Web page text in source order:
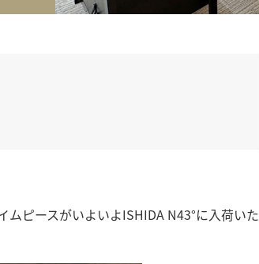
プリスト一覧はこちら
ムピースがいよいよISHIDA N43°に入荷いた